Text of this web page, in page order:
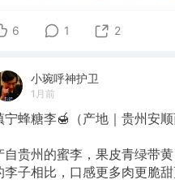
6 1 2
小琬呼神护卫
1月前
宁蜂糖李🍯（产地｜贵州安顺
自贵州的蜜李，果皮青绿带
李子相比，口感更多肉更脆甜